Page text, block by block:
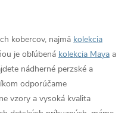
kobercov, najmä kolekcia
je obľúbená kolekcia Maya a
nádherné perzské a
odporúčame
vzory a vysoká kvalita